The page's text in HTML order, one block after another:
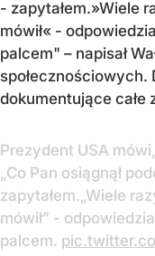
- zapytałem.»Wiele
mówił« -
palcem" – napisał
społecznościowych.
dokumentujące całe
Prezydent USA
„Co Pan osiągnął
zapytałem.„Wiele
mówił” -
palcem.